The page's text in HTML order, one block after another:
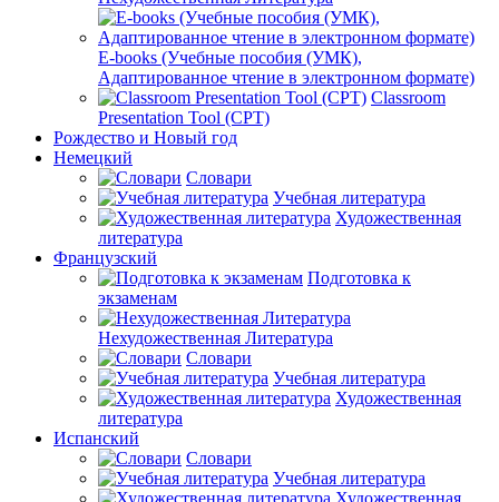
E-books (Учебные пособия (УМК),
Адаптированное чтение в электронном формате)
Classroom
Presentation Tool (CPT)
Рождество и Новый год
Немецкий
Словари
Учебная литература
Художественная
литература
Французский
Подготовка к
экзаменам
Нехудожественная Литература
Словари
Учебная литература
Художественная
литература
Испанский
Словари
Учебная литература
Художественная